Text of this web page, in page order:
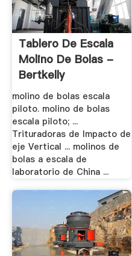
Tablero De Escala
Molino De Bolas -
Bertkelly
molino de bolas escala
piloto. molino de bolas
escala piloto; ...
Trituradoras de Impacto de
eje Vertical ... molinos de
bolas a escala de
laboratorio de China ...